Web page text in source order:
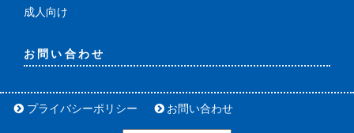
成人向け
お問い合わせ
プライバシーポリシー お問い合わせ